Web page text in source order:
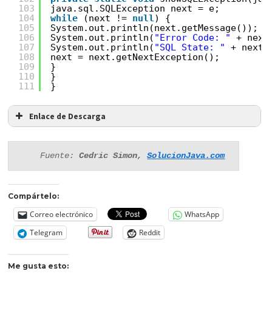
103
104
105
106
107
108
109
110
111
java.sql.SQLException next = e;
while
(next != null) {
System.out.println(next.getMessage());
System.out.println( "Error Code: "
+
System.out.println( "SQL State: "
+
next = next.getNextException();
}
}
}
Enlace de Descarga
Fuente: Cedric Simon, SolucionJava.com
Compártelo:
Correo electrónico
WhatsApp
Telegram
Reddit
Me gusta esto: